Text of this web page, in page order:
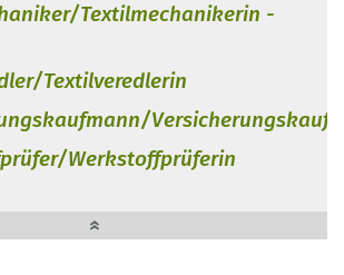
Textilmechanikerin -
Textilveredlerin
Werkstoffprüferin